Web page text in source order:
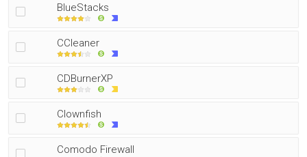
BlueStacks
CCleaner
CDBurnerXP
Clownfish
Comodo Firewall